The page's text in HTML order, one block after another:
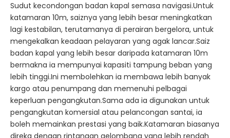
Sudut kecondongan badan kapal semasa navigasi.Untuk
katamaran 10m, saiznya yang lebih besar meningkatkan
lagi kestabilan, terutamanya di perairan bergelora, untuk
mengekalkan keadaan pelayaran yang agak lancar.Saiz
badan kapal yang lebih besar daripada katamaran 10m
bermakna ia mempunyai kapasiti tampung beban yang
lebih tinggi.Ini membolehkan ia membawa lebih banyak
kargo atau penumpang dan memenuhi pelbagai
keperluan pengangkutan.Sama ada ia digunakan untuk
pengangkutan komersial atau pelancongan santai, ia
boleh memainkan prestasi yang baik.Katamaran biasanya
direka dengan rintangan gelombang yang lebih rendah